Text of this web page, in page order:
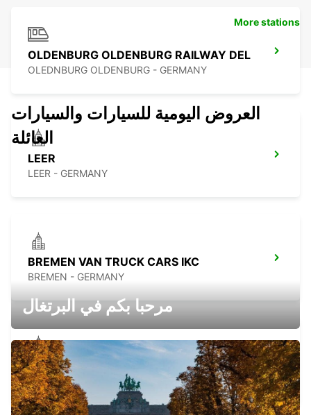
OLDENBURG OLDENBURG RAILWAY DEL
OLEDNBURG OLDENBURG - GERMANY
LEER
LEER - GERMANY
BREMEN VAN TRUCK CARS IKC
BREMEN - GERMANY
EMDEN OSTFRIESLAND
EMDEN - GERMANY
More stations
العروض اليومية للسيارات والسيارات
العائلة
مرحبا بكم في البرتغال